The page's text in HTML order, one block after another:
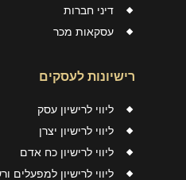
דיני חברות
עסקאות מכר
רישיונות לעסקים
ליווי לרישיון עסק
ליווי לרישיון יצרן
ליווי לרישיון כח אדם
ליווי לרישיון למפעלים